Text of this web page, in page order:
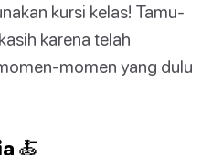
kursi kelas! Tamu-
karena telah
momen yang dulu
🍝